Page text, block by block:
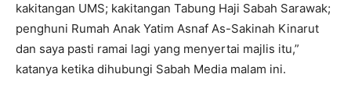
kakitangan UMS; kakitangan Tabung Haji Sabah Sarawak;
penghuni Rumah Anak Yatim Asnaf As-Sakinah Kinarut
dan saya pasti ramai lagi yang menyertai majlis itu,”
katanya ketika dihubungi Sabah Media malam ini.